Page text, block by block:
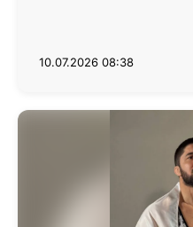
10.07.2026 08:38